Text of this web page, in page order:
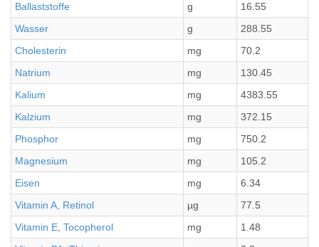
Ballaststoffe
g
16.55
Wasser
g
288.55
Cholesterin
mg
70.2
Natrium
mg
130.45
Kalium
mg
4383.55
Kalzium
mg
372.15
Phosphor
mg
750.2
Magnesium
mg
105.2
Eisen
mg
6.34
Vitamin A, Retinol
µg
77.5
Vitamin E, Tocopherol
mg
1.48